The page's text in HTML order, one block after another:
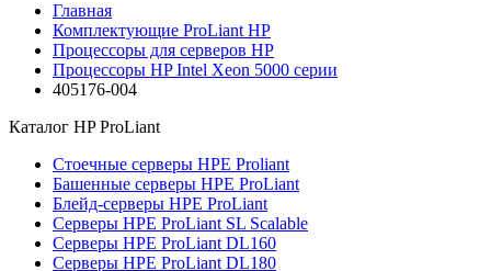
Главная
Комплектующие ProLiant HP
Процессоры для серверов HP
Процессоры HP Intel Xeon 5000 серии
405176-004
Каталог HP ProLiant
Стоечные серверы HPE Proliant
Башенные серверы HPE ProLiant
Блейд-серверы HPE ProLiant
Серверы HPE ProLiant SL Scalable
Серверы HPE ProLiant DL160
Серверы HPE ProLiant DL180